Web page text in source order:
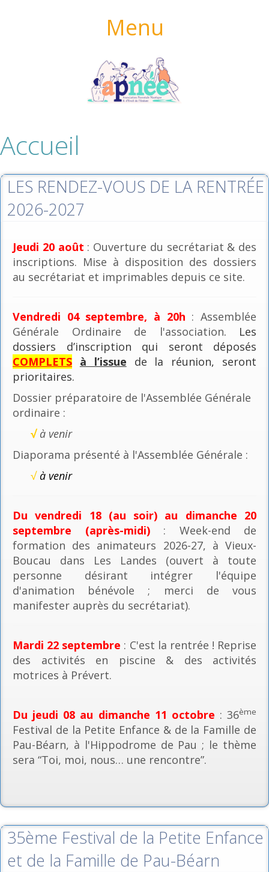
Menu
Accueil
LES RENDEZ-VOUS DE LA RENTRÉE
2026-2027
Jeudi 20 août : Ouverture du secrétariat & des
inscriptions. Mise à disposition des dossiers
au secrétariat et imprimables depuis ce site.
Vendredi 04 septembre, à 20h : Assemblée
Générale Ordinaire de l'association. Les
dossiers d’inscription qui seront déposés
COMPLETS à l’issue de la réunion, seront
prioritaires.
Dossier préparatoire de l'Assemblée Générale
ordinaire :
√ à venir
Diaporama présenté à l'Assemblée Générale :
√à venir
Du vendredi 18 (au soir) au dimanche 20
septembre (après-midi): Week-end de
formation des animateurs 2026-27, à Vieux-
Boucau dans Les Landes (ouvert à toute
personne désirant intégrer l'équipe
d'animation bénévole ; merci de vous
manifester auprès du secrétariat).
Mardi 22 septembre : C'est la rentrée ! Reprise
des activités en piscine & des activités
motrices à Prévert.
Du jeudi 08 au dimanche 11 octobre : 36ème
Festival de la Petite Enfance & de la Famille de
Pau-Béarn, à l'Hippodrome de Pau ; le thème
sera “Toi, moi, nous… une rencontre”.
35ème Festival de la Petite Enfance
et de la Famille de Pau-Béarn